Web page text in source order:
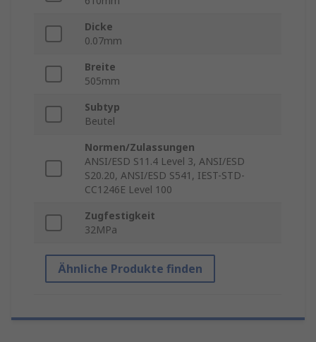
Dicke
0.07mm
Breite
505mm
Subtyp
Beutel
Normen/Zulassungen
ANSI/ESD S11.4 Level 3, ANSI/ESD
S20.20, ANSI/ESD S541, IEST-STD-
CC1246E Level 100
Zugfestigkeit
32MPa
Ähnliche Produkte finden